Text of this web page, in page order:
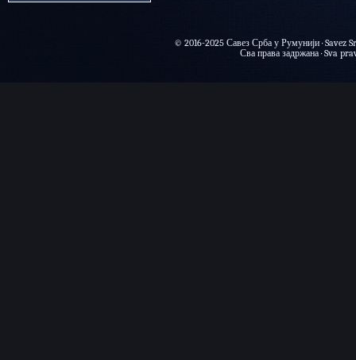
© 2016-2025 Савез Срба у Румунији ·
Сва права задржана · Sva